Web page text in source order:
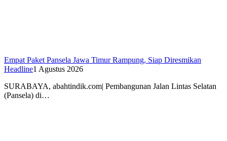
Empat Paket Pansela Jawa Timur Rampung, Siap Diresmikan
Headline1 Agustus 2026
SURABAYA, abahtindik.com| Pembangunan Jalan Lintas Selatan
(Pansela) di…